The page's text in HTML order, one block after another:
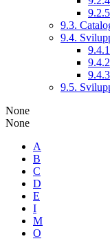
9.3.
9.4.
9.5.
None
None
A
B
C
D
E
I
M
O